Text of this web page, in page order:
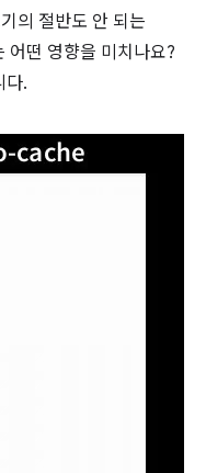
의 절반도 안 되는
어떤 영향을 미치나요?
다.